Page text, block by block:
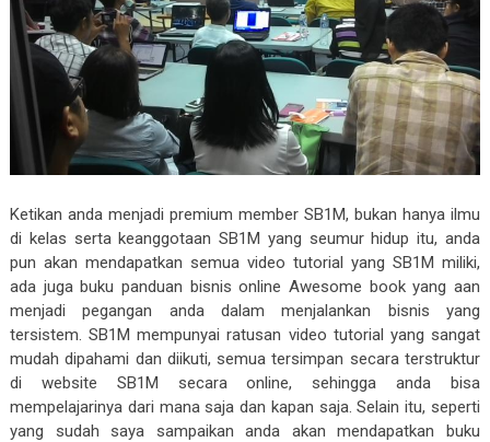
Ketikan anda menjadi premium member SB1M, bukan hanya ilmu
di kelas serta keanggotaan SB1M yang seumur hidup itu, anda
pun akan mendapatkan semua video tutorial yang SB1M miliki,
ada juga buku panduan bisnis online Awesome book yang aan
menjadi pegangan anda dalam menjalankan bisnis yang
tersistem. SB1M mempunyai ratusan video tutorial yang sangat
mudah dipahami dan diikuti, semua tersimpan secara terstruktur
di website SB1M secara online, sehingga anda bisa
mempelajarinya dari mana saja dan kapan saja. Selain itu, seperti
yang sudah saya sampaikan anda akan mendapatkan buku